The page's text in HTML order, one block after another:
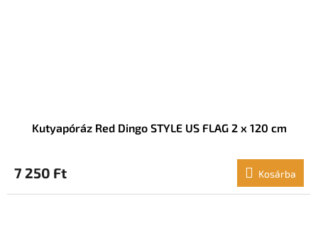
Kutyapóráz Red Dingo STYLE US FLAG 2 x 120 cm
7 250 Ft Kosárba